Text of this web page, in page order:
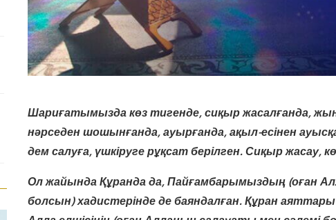
Шариғатымызда көз тигенде, сиқыр жасалғанда,
нәрседен шошынғанда, ауырғанда, ақыл-есінен
дем салуға, үшкіруге рұқсат берілген. Сиқыр
Ол жайында Құранда да, Пайғамбарымыздың (оған
болсын) хадистерінде де баяндалған. Құран